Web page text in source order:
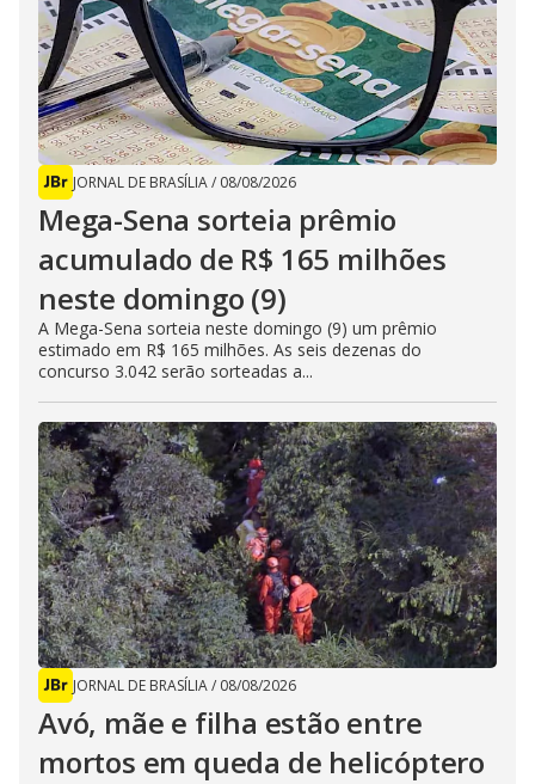
JORNAL DE BRASÍLIA/ 08/08/2026
Mega-Sena sorteia prêmio
acumulado de R$ 165 milhões
neste domingo (9)
A Mega-Sena sorteia neste domingo (9) um prêmio
estimado em R$ 165 milhões. As seis dezenas do
concurso 3.042 serão sorteadas a...
JORNAL DE BRASÍLIA/ 08/08/2026
Avó, mãe e filha estão entre
mortos em queda de helicóptero